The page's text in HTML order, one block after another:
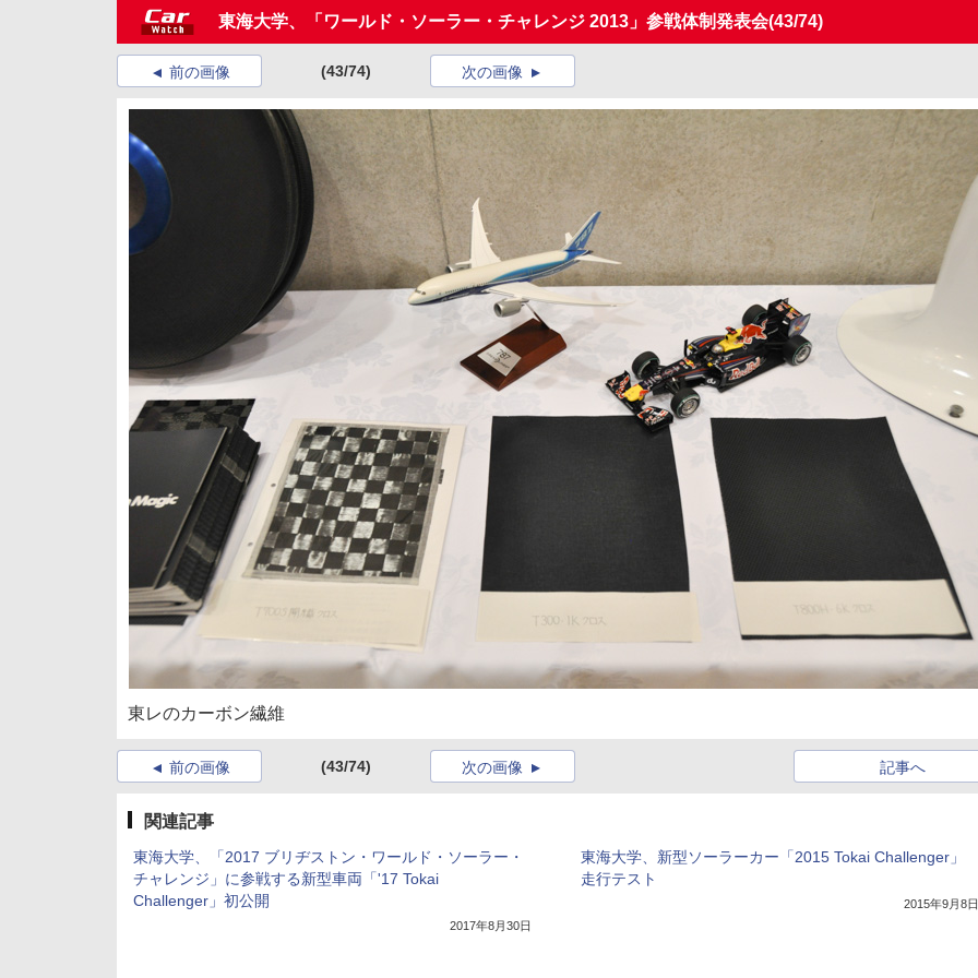
東海大学、「ワールド・ソーラー・チャレンジ 2013」参戦体制発表会(43/74)
前の画像 (43/74) 次の画像
東レのカーボン繊維
前の画像 (43/74) 記事へ
次の画像
関連記事
東海大学、「2017 ブリヂストン・ワールド・ソーラー・
チャレンジ」に参戦する新型車両「'17 Tokai
Challenger」初公開
2017年8月30日
東海大学、新型ソーラーカー「2015 Tokai Challenger」
走行テスト
2015年9月8日